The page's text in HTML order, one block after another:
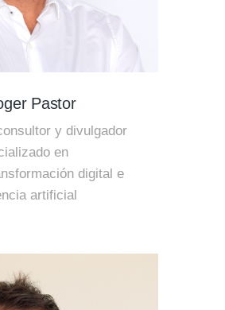
Pastor
y divulgador
en
digital e
artificial